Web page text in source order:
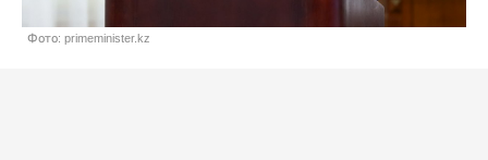
Фото: primeminister.kz